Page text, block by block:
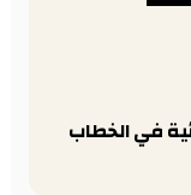
في الخطاب